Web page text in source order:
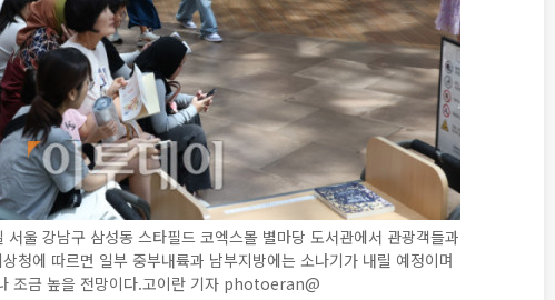
울 강남구 삼성동 스타필드 코엑스몰 별마당 도서관에서 관광객들과
청에 따르면 일부 중부내륙과 남부지방에는 소나기가 내릴 예정이며
조금 높을 전망이다.고이란 기자 photoeran@